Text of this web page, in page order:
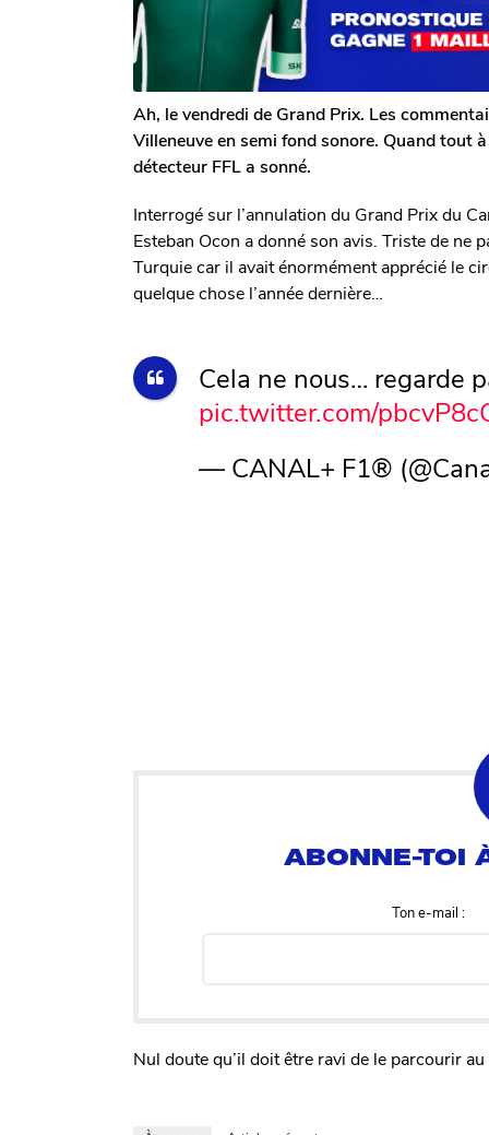
a
g
o
n
e
D
e
c
l
e
r
q
Ah, le vendredi de Grand Prix. Les
Villeneuve en semi fond sonore. Quand tout
détecteur FFL a sonné.
Interrogé sur l’annulation du Grand Prix du
Esteban Ocon a donné son avis. Triste de ne
Turquie car il avait énormément apprécié le
quelque chose l’année dernière…
Cela ne nous… regarde
pic.twitter.com/
— CANAL+ F1®
Ton e-mail :
Nul doute qu’il doit être ravi de le parcourir au